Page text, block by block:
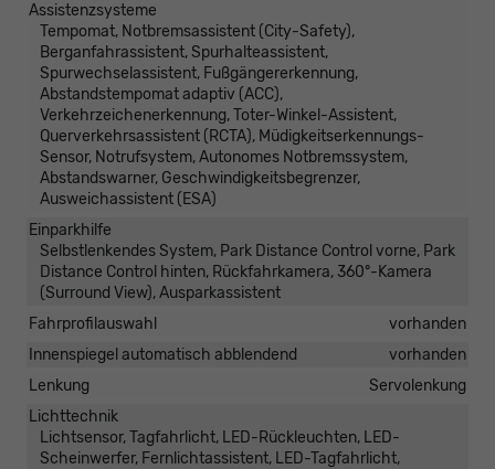
Assistenzsysteme
Tempomat, Notbremsassistent (City-Safety),
Berganfahrassistent, Spurhalteassistent,
Spurwechselassistent, Fußgängererkennung,
Abstandstempomat adaptiv (ACC),
Verkehrzeichenerkennung, Toter-Winkel-Assistent,
Querverkehrsassistent (RCTA), Müdigkeitserkennungs-
Sensor, Notrufsystem, Autonomes Notbremssystem,
Abstandswarner, Geschwindigkeitsbegrenzer,
Ausweichassistent (ESA)
Einparkhilfe
Selbstlenkendes System, Park Distance Control vorne, Park
Distance Control hinten, Rückfahrkamera, 360°-Kamera
(Surround View), Ausparkassistent
Fahrprofilauswahl
vorhanden
Innenspiegel automatisch abblendend
vorhanden
Lenkung
Servolenkung
Lichttechnik
Lichtsensor, Tagfahrlicht, LED-Rückleuchten, LED-
Scheinwerfer, Fernlichtassistent, LED-Tagfahrlicht,